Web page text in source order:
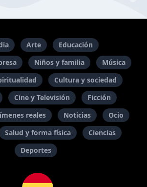
Arte
Educación
Niños y familia
Música
Cultura y sociedad
Cine y Televisión
Ficción
reales Noticias
Ocio
Salud y forma física
Ciencias
Deportes